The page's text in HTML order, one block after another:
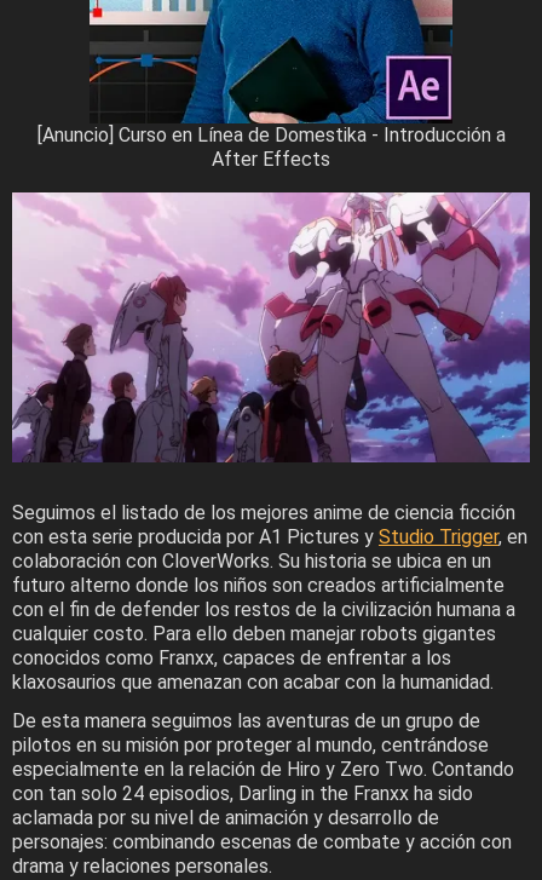
[Anuncio] Curso en Línea de Domestika - Introducción a
After Effects
Seguimos el listado de los mejores anime de ciencia ficción
con esta serie producida por A1 Pictures y Studio Trigger, en
colaboración con CloverWorks. Su historia se ubica en un
futuro alterno donde los niños son creados artificialmente
con el fin de defender los restos de la civilización humana a
cualquier costo. Para ello deben manejar robots gigantes
conocidos como Franxx, capaces de enfrentar a los
klaxosaurios que amenazan con acabar con la humanidad.
De esta manera seguimos las aventuras de un grupo de
pilotos en su misión por proteger al mundo, centrándose
especialmente en la relación de Hiro y Zero Two. Contando
con tan solo 24 episodios, Darling in the Franxx ha sido
aclamada por su nivel de animación y desarrollo de
personajes: combinando escenas de combate y acción con
drama y relaciones personales.